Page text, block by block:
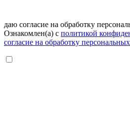
даю согласие на обработку
Ознакомлен(а) с политикой
согласие на обработку